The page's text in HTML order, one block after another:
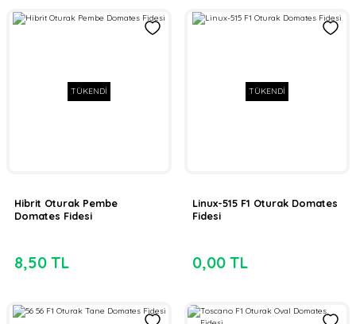
TÜKENDİ
Hibrit Oturak Pembe
Domates Fidesi
8,50 TL
TÜKENDİ
Linux-515 F1 Oturak Domates
Fidesi
0,00 TL